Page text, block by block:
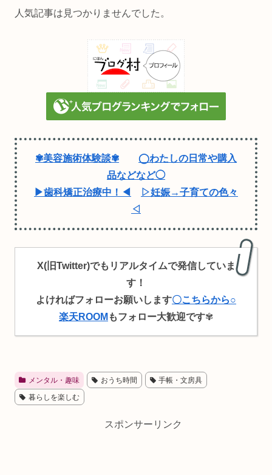
人気記事は見つかりませんでした。
✾美容施術体験談✾
◯わたしの日常や購入
品などなど◯
▶歯科矯正治療中！◀
▷妊娠→子育ての色々
◁
X(旧Twitter)でもリアルタイムで発信していま
す！
よければフォローお願いします〇こちらから○
楽天ROOM もフォロー大歓迎です✾
メンタル・趣味 おうち時間 手帳・文房具
暮らしを楽しむ
スポンサーリンク